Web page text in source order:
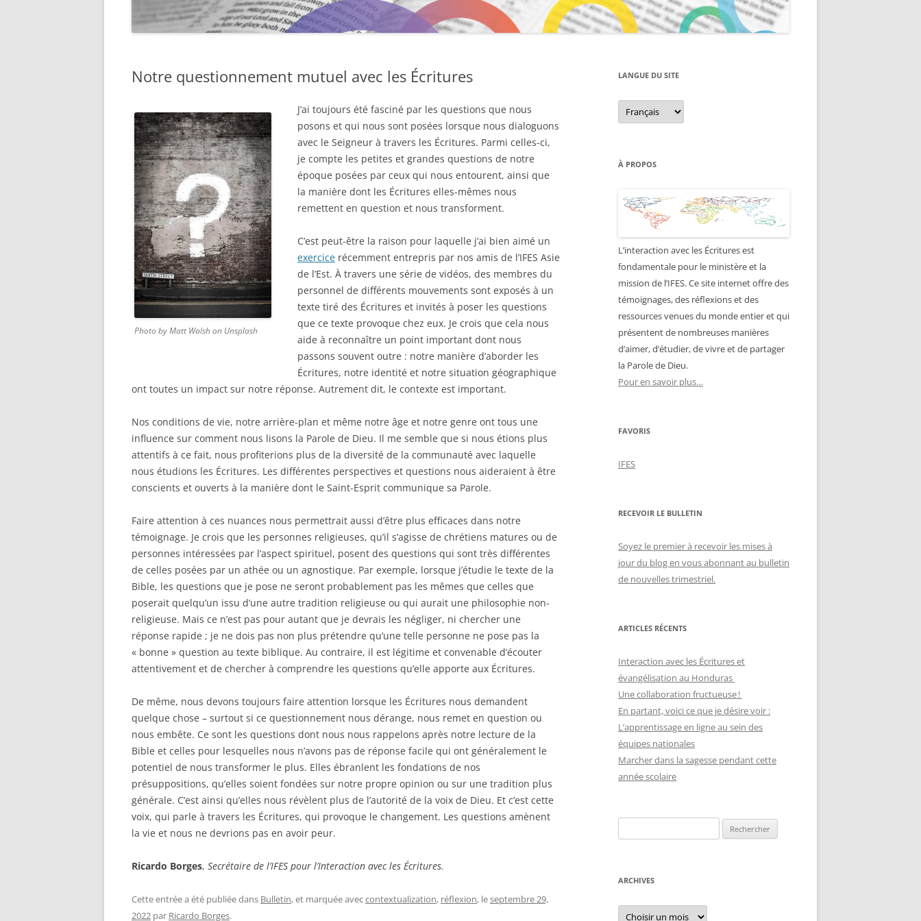
MENTORAT
Notre questionnement mutuel avec les Écritures
Photo by Matt Walsh on Unsplash
J’ai toujours été fasciné par les questions que nous
posons et qui nous sont posées lorsque nous dialoguons
avec le Seigneur à travers les Écritures. Parmi celles-ci,
je compte les petites et grandes questions de notre
époque posées par ceux qui nous entourent, ainsi que
la manière dont les Écritures elles-mêmes nous
remettent en question et nous transforment.
C’est peut-être la raison pour laquelle j’ai bien aimé un
exercice récemment entrepris par nos amis de l’IFES Asie
de l’Est. À travers une série de vidéos, des membres du
personnel de différents mouvements sont exposés à un
texte tiré des Écritures et invités à poser les questions
que ce texte provoque chez eux. Je crois que cela nous
aide à reconnaître un point important dont nous
passons souvent outre : notre manière d’aborder les
Écritures, notre identité et notre situation géographique
ont toutes un impact sur notre réponse. Autrement dit, le contexte est important.
Nos conditions de vie, notre arrière-plan et même notre âge et notre genre ont tous une
influence sur comment nous lisons la Parole de Dieu. Il me semble que si nous étions plus
attentifs à ce fait, nous profiterions plus de la diversité de la communauté avec laquelle
nous étudions les Écritures. Les différentes perspectives et questions nous aideraient à être
conscients et ouverts à la manière dont le Saint-Esprit communique sa Parole.
Faire attention à ces nuances nous permettrait aussi d’être plus efficaces dans notre
témoignage. Je crois que les personnes religieuses, qu’il s’agisse de chrétiens matures ou de
personnes intéressées par l’aspect spirituel, posent des questions qui sont très différentes
de celles posées par un athée ou un agnostique. Par exemple, lorsque j’étudie le texte de la
Bible, les questions que je pose ne seront probablement pas les mêmes que celles que
poserait quelqu’un issu d’une autre tradition religieuse ou qui aurait une philosophie non-
religieuse. Mais ce n’est pas pour autant que je devrais les négliger, ni chercher une
réponse rapide ; je ne dois pas non plus prétendre qu’une telle personne ne pose pas la
« bonne » question au texte biblique. Au contraire, il est légitime et convenable d’écouter
attentivement et de chercher à comprendre les questions qu’elle apporte aux Écritures.
De même, nous devons toujours faire attention lorsque les Écritures nous demandent
quelque chose – surtout si ce questionnement nous dérange, nous remet en question ou
nous embête. Ce sont les questions dont nous nous rappelons après notre lecture de la
Bible et celles pour lesquelles nous n’avons pas de réponse facile qui ont généralement le
potentiel de nous transformer le plus. Elles ébranlent les fondations de nos
présuppositions, qu’elles soient fondées sur notre propre opinion ou sur une tradition plus
générale. C’est ainsi qu’elles nous révèlent plus de l’autorité de la voix de Dieu. Et c’est cette
voix, qui parle à travers les Écritures, qui provoque le changement. Les questions amènent
la vie et nous ne devrions pas en avoir peur.
Ricardo Borges, Secrétaire de l’IFES pour l’Interaction avec les Écritures.
Cette entrée a été publiée dans Bulletin, et marquée aveccontextualization, réflexion, leseptembre 29,
2022 par Ricardo Borges.
LANGUE DU SITE
Langue
du
site
À PROPOS
L’interaction avec les Écritures est
fondamentale pour le ministère et la
mission de l’IFES. Ce site internet offre des
témoignages, des réflexions et des
ressources venues du monde entier et qui
présentent de nombreuses manières
d’aimer, d’étudier, de vivre et de partager
la Parole de Dieu.
Pour en savoir plus…
FAVORIS
IFES
RECEVOIR LE BULLETIN
Soyez le premier à recevoir les mises à
jour du blog en vous abonnant au bulletin
de nouvelles trimestriel.
ARTICLES RÉCENTS
Interaction avec les Écritures et
évangélisation au Honduras
Une collaboration fructueuse !
En partant, voici ce que je désire voir :
L’apprentissage en ligne au sein des
équipes nationales
Marcher dans la sagesse pendant cette
année scolaire
pour :
ARCHIVES
Archives